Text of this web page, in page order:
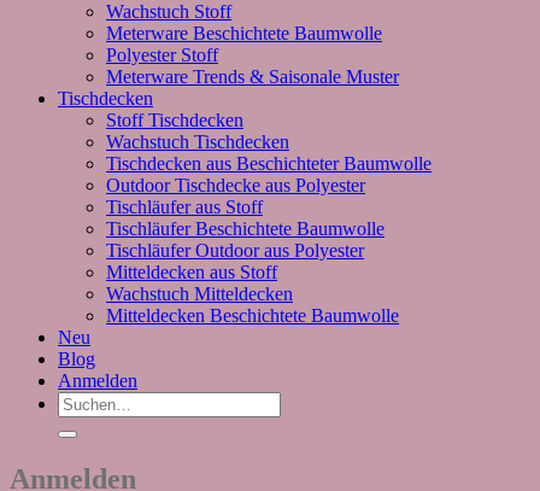
Wachstuch Stoff
Meterware Beschichtete Baumwolle
Polyester Stoff
Meterware Trends & Saisonale Muster
Tischdecken
Stoff Tischdecken
Wachstuch Tischdecken
Tischdecken aus Beschichteter Baumwolle
Outdoor Tischdecke aus Polyester
Tischläufer aus Stoff
Tischläufer Beschichtete Baumwolle
Tischläufer Outdoor aus Polyester
Mitteldecken aus Stoff
Wachstuch Mitteldecken
Mitteldecken Beschichtete Baumwolle
Neu
Blog
Anmelden
Suchen
nach:
Anmelden